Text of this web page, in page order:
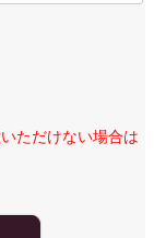
ただけない場合は